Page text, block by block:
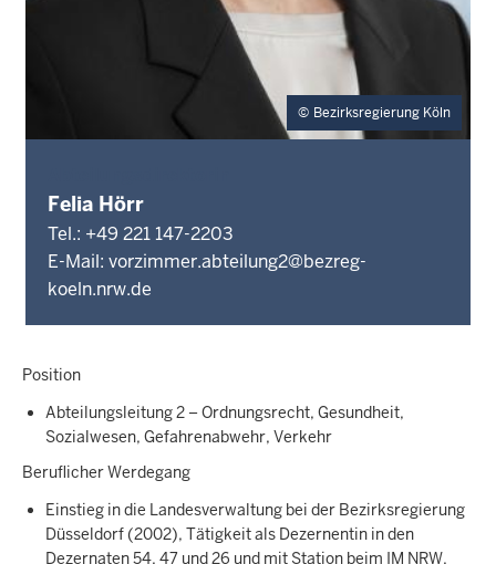
Bezirksregierung Köln
Felia Hörr
Tel.: +49 221 147-2203
E-Mail:vorzimmer.abteilung2@bezreg-
koeln.nrw.de
Position
Abteilungsleitung 2 – Ordnungsrecht, Gesundheit,
Sozialwesen, Gefahrenabwehr, Verkehr
Beruflicher Werdegang
Einstieg in die Landesverwaltung bei der Bezirksregierung
Düsseldorf (2002), Tätigkeit als Dezernentin in den
Dezernaten 54, 47 und 26 und mit Station beim IM NRW.